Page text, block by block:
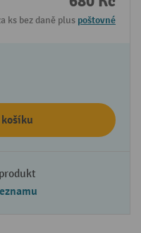
ks bez daně plus poštovné